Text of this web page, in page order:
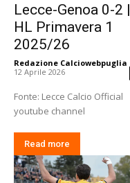
Lecce-Genoa 0-2 |
HL Primavera 1
2025/26
Redazione Calciowebpuglia
12 Aprile 2026
Fonte: Lecce Calcio Official
youtube channel
Read more